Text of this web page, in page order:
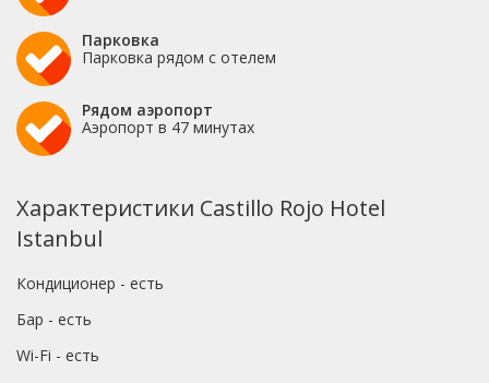
Парковка
Парковка рядом с отелем
Рядом аэропорт
Аэропорт в 47 минутах
Характеристики Castillo Rojo Hotel
Istanbul
Кондиционер - есть
Бар - есть
Wi-Fi - есть